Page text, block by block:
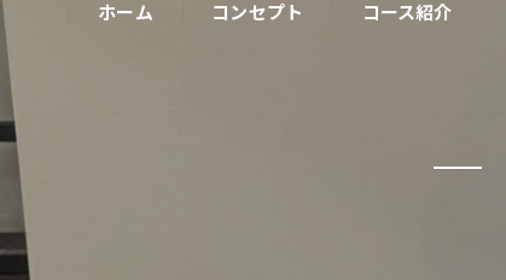
ホーム コンセプト コース紹介